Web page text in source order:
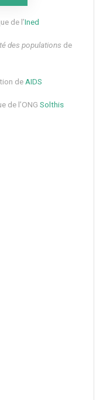
de l’Ined
des populations de
de AIDS
de l’ONG Solthis